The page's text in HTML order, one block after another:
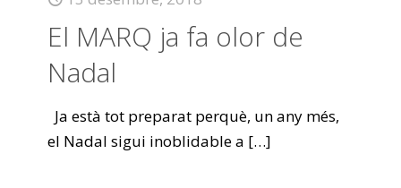
El MARQ ja fa olor de
Nadal
Ja està tot preparat perquè, un any més,
el Nadal sigui inoblidable a […]